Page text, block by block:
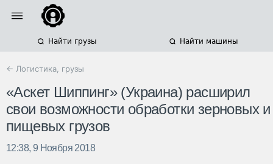
Найти грузы Найти машины
← Логистика, грузы
«Аскет Шиппинг» (Украина) расширил
свои возможности обработки зерновых и
пищевых грузов
12:38, 9 Ноября 2018